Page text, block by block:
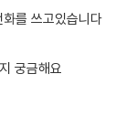
를 쓰고있습니다
궁금해요